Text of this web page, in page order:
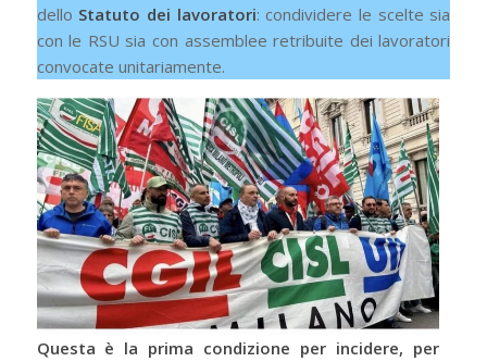
dello Statuto dei lavoratori: condividere le scelte sia
con le RSU sia con assemblee retribuite dei lavoratori
convocate unitariamente.
Questa è la prima condizione per incidere, per